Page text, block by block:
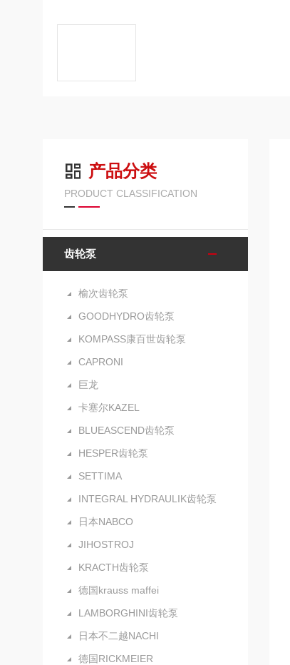
产品分类
PRODUCT CLASSIFICATION
齿轮泵
榆次齿轮泵
GOODHYDRO齿轮泵
KOMPASS康百世齿轮泵
CAPRONI
巨龙
卡塞尔KAZEL
BLUEASCEND齿轮泵
HESPER齿轮泵
SETTIMA
INTEGRAL HYDRAULIK齿轮泵
日本NABCO
JIHOSTROJ
KRACTH齿轮泵
德国krauss maffei
LAMBORGHINI齿轮泵
日本不二越NACHI
德国RICKMEIER